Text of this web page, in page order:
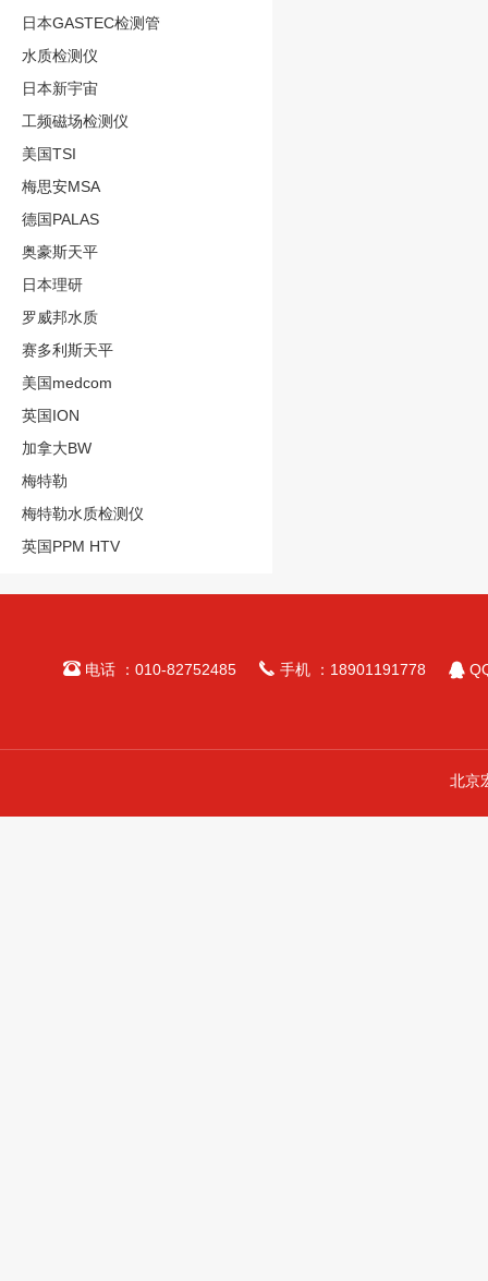
日本GASTEC检测管
水质检测仪
日本新宇宙
工频磁场检测仪
美国TSI
梅思安MSA
德国PALAS
奥豪斯天平
日本理研
罗威邦水质
赛多利斯天平
美国medcom
英国ION
加拿大BW
梅特勒
梅特勒水质检测仪
英国PPM HTV
电话 ：010-82752485  手机 ：18901191778 
北京